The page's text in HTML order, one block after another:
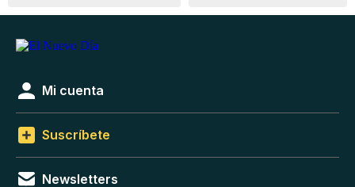
Mi cuenta
Suscríbete
Newsletters